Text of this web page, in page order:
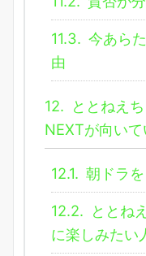
11.3. 今あら
由
12. ととねえ
NEXTが向いて
12.1. 朝ドラ
12.2. ととね
に楽しみたい